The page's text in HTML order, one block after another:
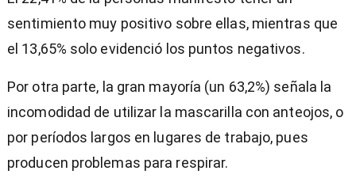
sentimiento muy positivo sobre ellas, mientras que
el 13,65% solo evidenció los puntos negativos.
Por otra parte, la gran mayoría (un 63,2%) señala la
incomodidad de utilizar la mascarilla con anteojos, o
por períodos largos en lugares de trabajo, pues
producen problemas para respirar.